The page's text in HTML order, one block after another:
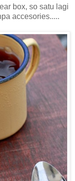
box, so satu lagi
accesories.....